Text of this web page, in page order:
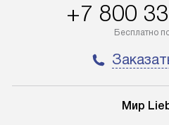
+7 800
Бесплатно
Мир